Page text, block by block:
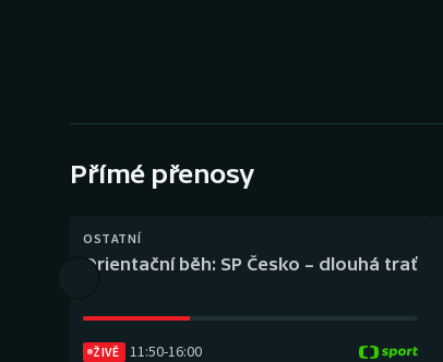
Gymnastika
Přímé přenosy
OSTATNÍ
Orientační běh: SP Česko – dlouhá trať
ŽIVĚ 11:50-16:00